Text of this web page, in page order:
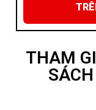
THAM